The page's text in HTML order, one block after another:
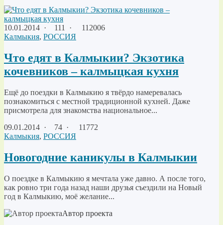
10.01.2014 · 111 ·
112006
Калмыкия, РОССИЯ
Что едят в Калмыкии? Экзотика
кочевников – калмыцкая кухня
Ещё до поездки в Калмыкию я твёрдо намеревалась
познакомиться с местной традиционной кухней. Даже
присмотрела для знакомства национальное...
09.01.2014 · 74 ·
11772
Калмыкия, РОССИЯ
Новогодние каникулы в Калмыкии
О поездке в Калмыкию я мечтала уже давно. А после того,
как ровно три года назад наши друзья съездили на Новый
год в Калмыкию, моё желание...
Автор проекта